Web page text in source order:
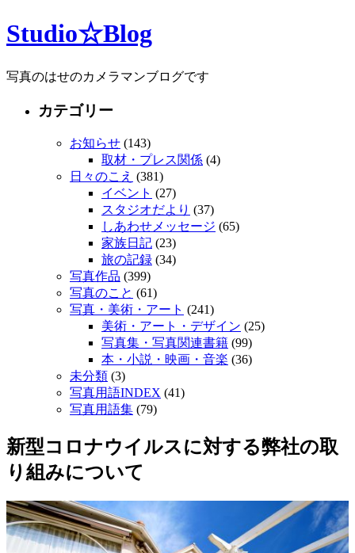
Studio☆Blog
写真のはせのカメラマンブログです
カテゴリー
お知らせ (143)
取材・プレス関係 (4)
日々のこえ (381)
イベント (27)
スタジオだより (37)
しあわせメッセージ (65)
家族日記 (23)
旅の記録 (34)
写真作品 (399)
写真のこと (61)
写真・美術・アート (241)
美術・アート・デザイン (25)
写真集・写真関連書籍 (99)
本・小説・映画・音楽 (36)
未分類 (3)
写真用語INDEX (41)
写真用語集 (79)
新型コロナウイルスに対する弊社の取
り組みについて